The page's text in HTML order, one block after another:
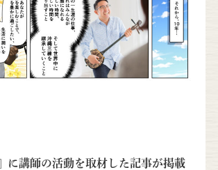
に講師の活動を取材した記事が掲載